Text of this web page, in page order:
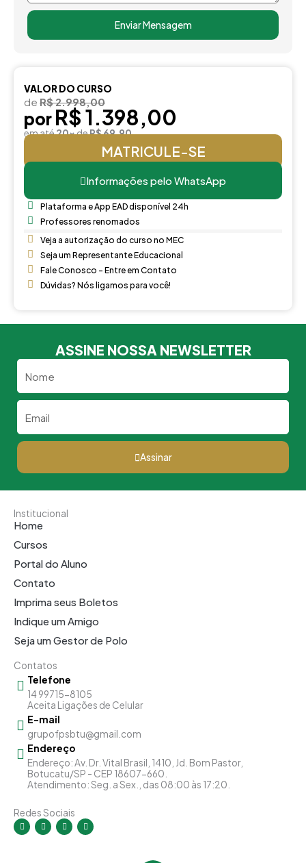
Enviar Mensagem
VALOR DO CURSO
de R$ 2.998,00
por R$ 1.398,00
em até20xdeR$ 69,90
MATRICULE-SE
Informações pelo WhatsApp
Plataforma e App EAD disponível 24h
Professores renomados
Veja a autorização do curso no MEC
Seja um Representante Educacional
Fale Conosco - Entre em Contato
Dúvidas? Nós ligamos para você!
ASSINE NOSSA NEWSLETTER
Assinar
Institucional
Home
Cursos
Portal do Aluno
Contato
Imprima seus Boletos
Indique um Amigo
Seja um Gestor de Polo
Contatos
Telefone
14 99715-8105
Aceita Ligações de Celular
E-mail
grupofpsbtu@gmail.com
Endereço
Endereço: Av. Dr. Vital Brasil, 1410, Jd. Bom Pastor,
Botucatu/SP - CEP 18607-660.
Atendimento: Seg. a Sex., das 08:00 às 17:20.
Redes Sociais
I
n
s
F
a
c
Y
o
u
L
i
n